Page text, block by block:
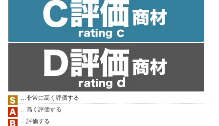
…非常に高く評価する
…高く評価する
…評価する